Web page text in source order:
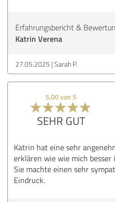
Erfahrungsbericht &
Katrin Verena
27.05.2025 Sarah P.
5,00 von 5
SEHR GUT
Katrin hat eine sehr
erklären wie wie mich besser
Sie machte einen sehr
Eindruck.